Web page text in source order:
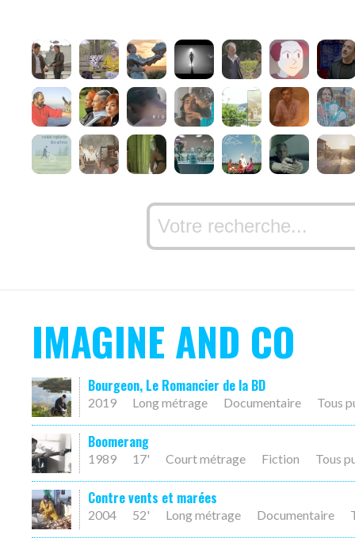
IMAGINE AND CO
Bourgeon, Le Romancier de la BD
2019 Long métrage Documentaire Tous
Boomerang
1989 17' Court métrage Fiction Tous
Contre vents et marées
2004 52' Long métrage Documentaire